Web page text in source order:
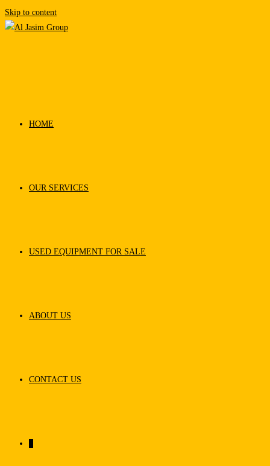
Skip to content
HOME
OUR SERVICES
USED EQUIPMENT FOR SALE
ABOUT US
CONTACT US